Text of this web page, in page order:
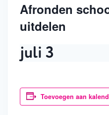
Afronden
uitdelen
juli 3
Toevoegen aan